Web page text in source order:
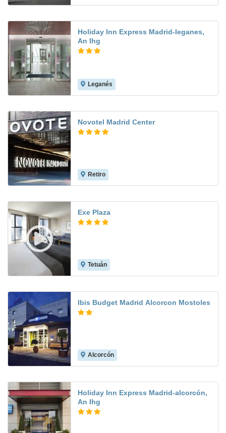
Holiday Inn Express Madrid-leganes,
An Ihg
Leganés
Novotel Madrid Center
Retiro
Exe Plaza
Tetuán
Ibis Budget Madrid Alcorcon Mostoles
Alcorcón
Holiday Inn Express Madrid-alcorcón,
An Ihg